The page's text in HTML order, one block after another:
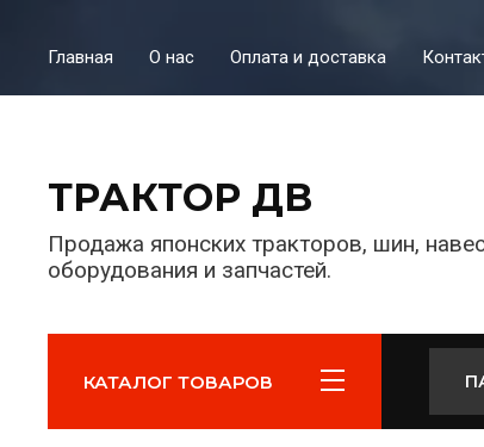
Главная О нас Оплата и доставка
ТРАКТОР ДВ
Продажа японских тракторов, шин,
оборудования и запчастей.
КАТАЛОГ ТОВАРОВ